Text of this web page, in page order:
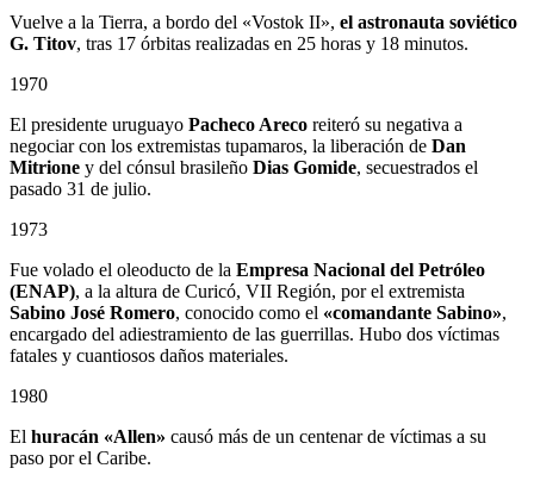
Vuelve a la Tierra, a bordo del «Vostok II», el astronauta soviético
G. Titov, tras 17 órbitas realizadas en 25 horas y 18 minutos.
1970
El presidente uruguayo Pacheco Areco reiteró su negativa a
negociar con los extremistas tupamaros, la liberación de Dan
Mitrione y del cónsul brasileño Dias Gomide, secuestrados el
pasado 31 de julio.
1973
Fue volado el oleoducto de la Empresa Nacional del Petróleo
(ENAP), a la altura de Curicó, VII Región, por el extremista
Sabino José Romero, conocido como el «comandante Sabino»,
encargado del adiestramiento de las guerrillas. Hubo dos víctimas
fatales y cuantiosos daños materiales.
1980
El huracán «Allen» causó más de un centenar de víctimas a su
paso por el Caribe.